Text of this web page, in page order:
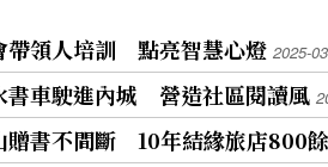
帶領人培訓 點亮智慧心燈 2025-
書車駛進內城 營造社區閱讀風
贈書不間斷 10年結緣旅店800